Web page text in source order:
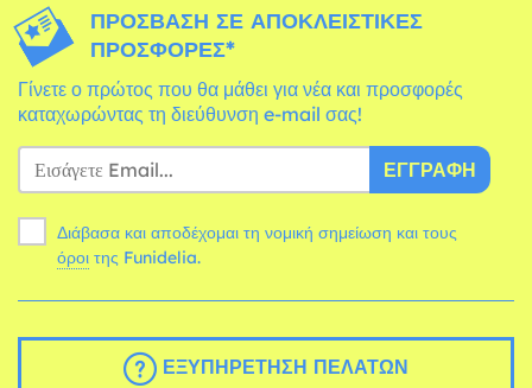
ΠΡΌΣΒΑΣΗ ΣΕ ΑΠΟΚΛΕΙΣΤΙΚΈΣ
ΠΡΟΣΦΟΡΈΣ*
Γίνετε ο πρώτος που θα μάθει για νέα και προσφορές
καταχωρώντας τη διεύθυνση e-mail σας!
ΕΓΓΡΑΦΉ
Διάβασα και αποδέχομαι τη νομική σημείωση και τους
όροι της Funidelia.
ΕΞΥΠΗΡΈΤΗΣΗ ΠΕΛΑΤΏΝ